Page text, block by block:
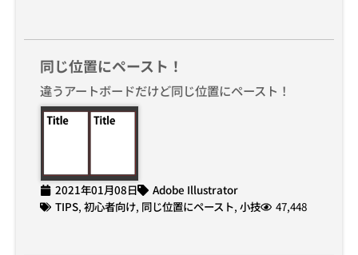
同じ位置にペースト！
違うアートボードだけど同じ位置にペースト！
2021年01月08日
Adobe Illustrator
TIPS, 初心者向け, 同じ位置にペースト, 小技 47,448